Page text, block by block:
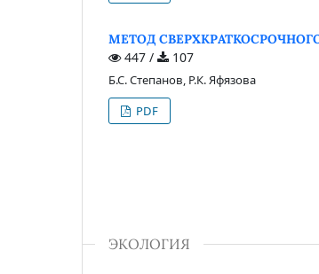
МЕТОД
447 / 107
Б.С. Степанов, Р.К. Яфязова
PDF
ЭКОЛОГИЯ